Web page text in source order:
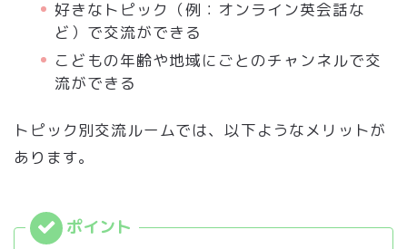
好きなトピック（例：オンライン英会話な
ど）で交流ができる
こどもの年齢や地域にごとのチャンネルで交
流ができる
トピック別交流ルームでは、以下ようなメリットが
あります。